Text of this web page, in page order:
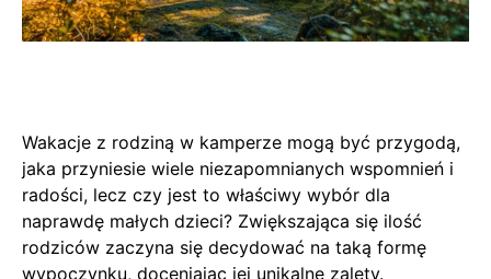
Wakacje z rodziną w kamperze mogą być przygodą,
jaka przyniesie wiele niezapomnianych wspomnień i
radości, lecz czy jest to właściwy wybór dla
naprawdę małych dzieci? Zwiększająca się ilość
rodziców zaczyna się decydować na taką formę
wypoczynku, doceniając jej unikalne zalety.